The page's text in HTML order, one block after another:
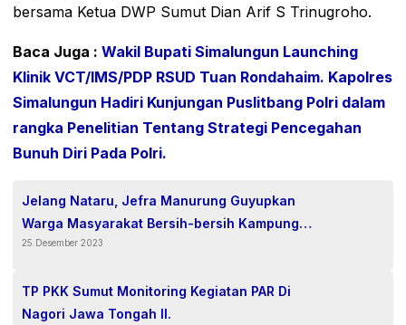
bersama Ketua DWP Sumut Dian Arif S Trinugroho.
Baca Juga : Wakil Bupati Simalungun Launching
Klinik VCT/IMS/PDP RSUD Tuan Rondahaim. Kapolres
Simalungun Hadiri Kunjungan Puslitbang Polri dalam
rangka Penelitian Tentang Strategi Pencegahan
Bunuh Diri Pada Polri.
Jelang Nataru, Jefra Manurung Guyupkan
Warga Masyarakat Bersih-bersih Kampung
Di dua Dusun.
25 Desember 2023
TP PKK Sumut Monitoring Kegiatan PAR Di
Nagori Jawa Tongah II.